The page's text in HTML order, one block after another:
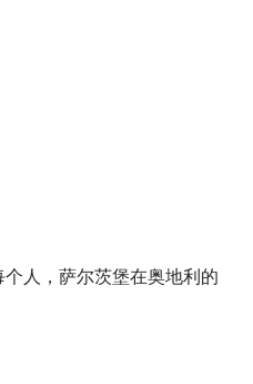
人，萨尔茨堡在奥地利的